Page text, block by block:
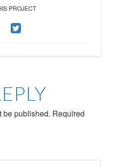
PROJECT
be published. Required